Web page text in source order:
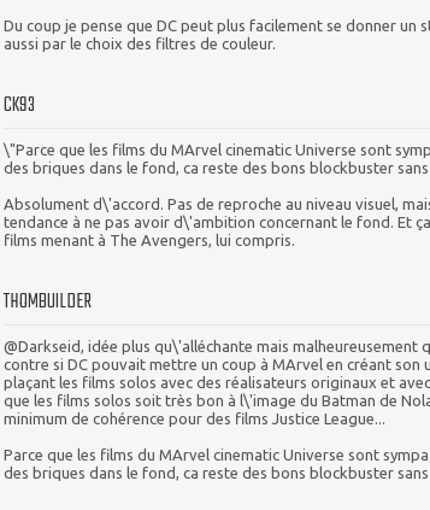
Du coup je pense que DC peut plus facilement se donner un
aussi par le choix des filtres de couleur.
CK93
\"Parce que les films du MArvel cinematic Universe sont
des briques dans le fond, ca reste des bons blockbuster
Absolument d\'accord. Pas de reproche au niveau visuel,
tendance à ne pas avoir d\'ambition concernant le fond. Et
films menant à The Avengers, lui compris.
THOMBUILDER
@Darkseid, idée plus qu\'alléchante mais malheureusement
contre si DC pouvait mettre un coup à MArvel en créant son
plaçant les films solos avec des réalisateurs originaux et
que les films solos soit très bon à l\'image du Batman de
minimum de cohérence pour des films Justice League...
Parce que les films du MArvel cinematic Universe sont
des briques dans le fond, ca reste des bons blockbuster